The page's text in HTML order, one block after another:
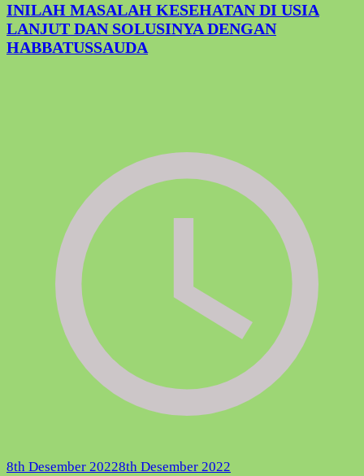
INILAH MASALAH KESEHATAN DI USIA
LANJUT DAN SOLUSINYA DENGAN
HABBATUSSAUDA
8th Desember 20228th Desember 2022